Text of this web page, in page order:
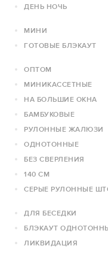
ДЕНЬ НОЧЬ
МИНИ
ГОТОВЫЕ БЛЭКАУТ
ОПТОМ
МИНИКАССЕТНЫЕ
НА БОЛЬШИЕ ОКНА
БАМБУКОВЫЕ
РУЛОННЫЕ ЖАЛЮЗИ
ОДНОТОННЫЕ
БЕЗ СВЕРЛЕНИЯ
140 СМ
СЕРЫЕ РУЛОННЫЕ
ДЛЯ БЕСЕДКИ
БЛЭКАУТ
ЛИКВИДАЦИЯ